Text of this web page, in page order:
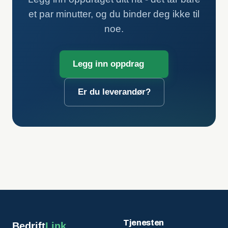
et par minutter, og du binder deg ikke til
noe.
Legg inn oppdrag
Er du leverandør?
Tjenesten